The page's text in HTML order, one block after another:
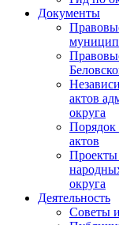
Документы
актов
округа
Порядок
актов
Проекты
округа
Деятельность
Советы